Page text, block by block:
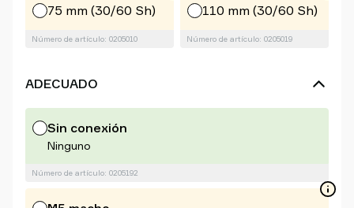
75 mm (30/60 Sh)
Número de artículo: 0205010
110 mm (30/60 Sh)
Número de artículo: 0205019
ADECUADO
Sin conexión
Ninguno
Número de artículo: 0205192